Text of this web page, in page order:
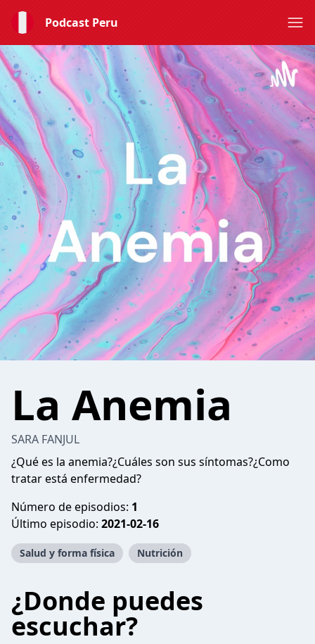
Podcast Peru
La Anemia
SARA FANJUL
¿Qué es la anemia?¿Cuáles son sus síntomas?¿Como
tratar está enfermedad?
Número de episodios: 1
Último episodio: 2021-02-16
Salud y forma física Nutrición
¿Donde puedes
escuchar?